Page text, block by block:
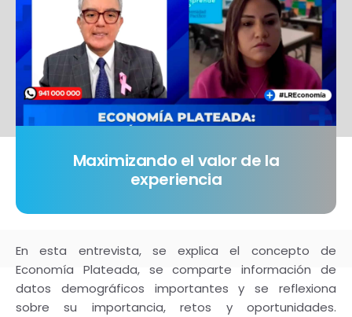
Maximizando el valor de la
experiencia
En esta entrevista, se explica el concepto de
Economía Plateada, se comparte información de
datos demográficos importantes y se reflexiona
sobre su importancia, retos y oportunidades.